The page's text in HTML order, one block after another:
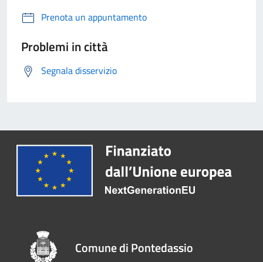
Prenota un appuntamento
Problemi in città
Segnala disservizio
Comune di Pontedassio